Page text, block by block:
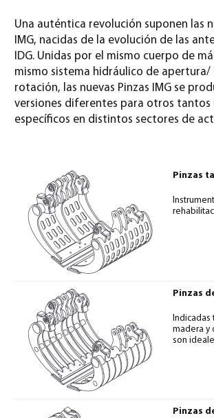
Una auténtica revolución suponen las
IMG, nacidas de la evolución de las
IDG. Unidas por el mismo cuerpo de
mismo sistema hidráulico de apertura/
rotación, las nuevas Pinzas IMG se
versiones diferentes para otros tantos
específicos en distintos sectores de
Pinzas
Pinzas
madera y
son
Pinzas